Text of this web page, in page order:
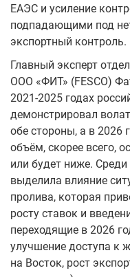
ЕАЭС и усиление
подпадающими под
экспортный контроль.
Главный эксперт
ООО «ФИТ» (FESCO)
2021-2025 годах
демонстрировал
обе стороны, а в 2026
объём, скорее всего,
или будет ниже.
выделила влияние
пролива, которая
росту ставок и
переходящие в 2026
улучшение доступа к
на Восток, рост